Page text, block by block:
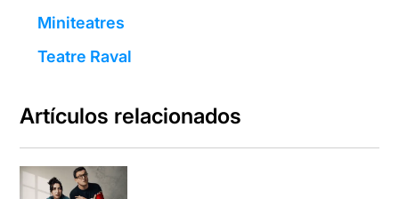
Miniteatres
Teatre Raval
Artículos relacionados